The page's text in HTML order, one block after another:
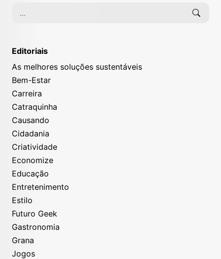
Editoriais
As melhores soluções sustentáveis
Bem-Estar
Carreira
Catraquinha
Causando
Cidadania
Criatividade
Economize
Educação
Entretenimento
Estilo
Futuro Geek
Gastronomia
Grana
Jogos